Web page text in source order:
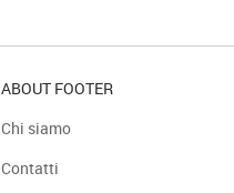
ABOUT FOOTER
Chi siamo
Contatti